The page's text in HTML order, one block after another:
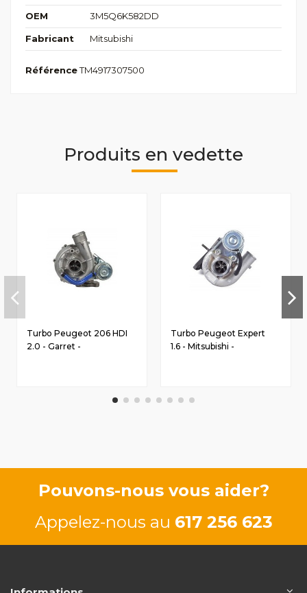
OEM 3M5Q6K582DD
Fabricant Mitsubishi
RéférenceTM4917307500
Produits en vedette
Turbo Peugeot 206 HDI
2.0 - Garret -
Turbo Peugeot Expert
1.6 - Mitsubishi -
Pouvons-nous vous aider?
Appelez-nous au 617 256 623